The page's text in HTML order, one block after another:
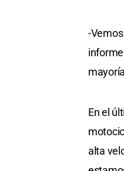
-
En el
alta